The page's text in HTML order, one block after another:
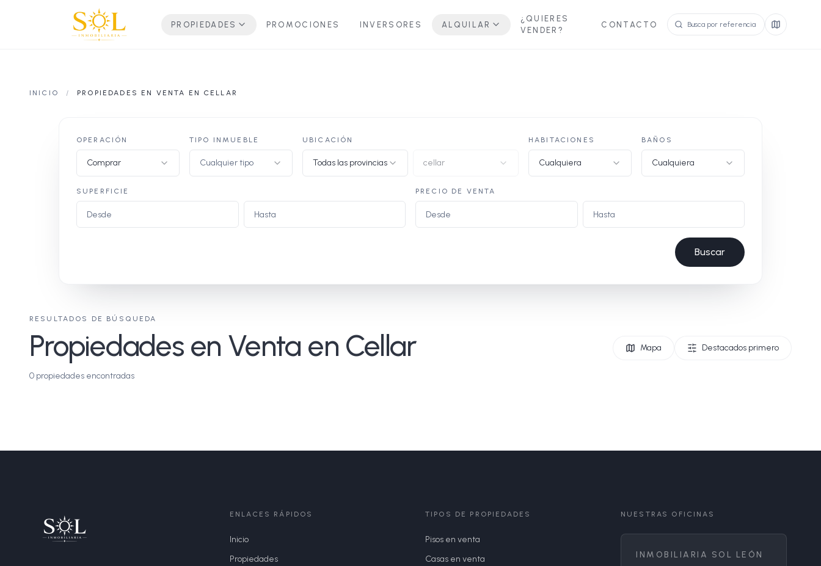
PROPIEDADES PROMOCIONES INVERSORES ALQUILAR
¿QUIERES
VENDER?
CONTACTO
INICIO / PROPIEDADES EN VENTA EN CELLAR
OPERACIÓN
Comprar
TIPO INMUEBLE
Cualquier tipo
UBICACIÓN
Todas las provincias cellar
HABITACIONES
Cualquiera
BAÑOS
Cualquiera
SUPERFICIE PRECIO DE VENTA
Buscar
RESULTADOS DE BÚSQUEDA
Propiedades en Venta en Cellar Mapa Destacados primero
0 propiedades encontradas
ENLACES RÁPIDOS
Inicio
Propiedades
TIPOS DE PROPIEDADES
Pisos en venta
Casas en venta
NUESTRAS OFICINAS
INMOBILIARIA SOL LEÓN